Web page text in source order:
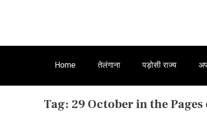
Home तेलंगाना पड़ोसी राज्य
Tag: 29 October in the